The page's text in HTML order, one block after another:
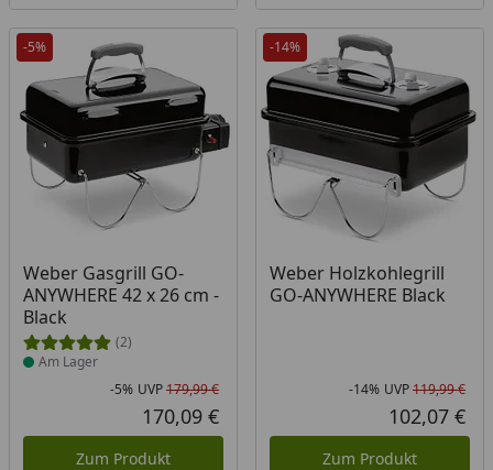
-5%
Weber Gasgrill GO-
ANYWHERE 42 x 26 cm -
Black
(2)
Produkt am Lager
Am Lager
Rabatt in Prozent
-5%
Ursprünglicher Preis
UVP179,99 €
Aktueller Preis
170,09 €
Zum Produkt
-14%
Weber Holzkohlegrill
GO-ANYWHERE Black
-14% UVP119,99 €
102,07 €
Zum Produkt